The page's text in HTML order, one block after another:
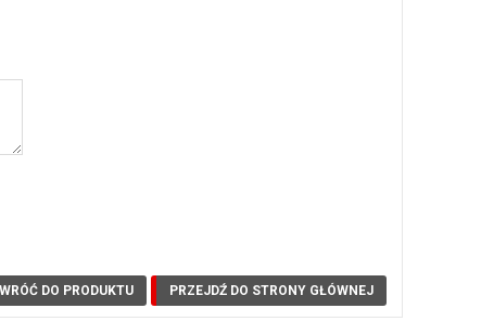
PRZEJDŹ DO STRONY GŁÓWNEJ
WRÓĆ DO PRODUKTU